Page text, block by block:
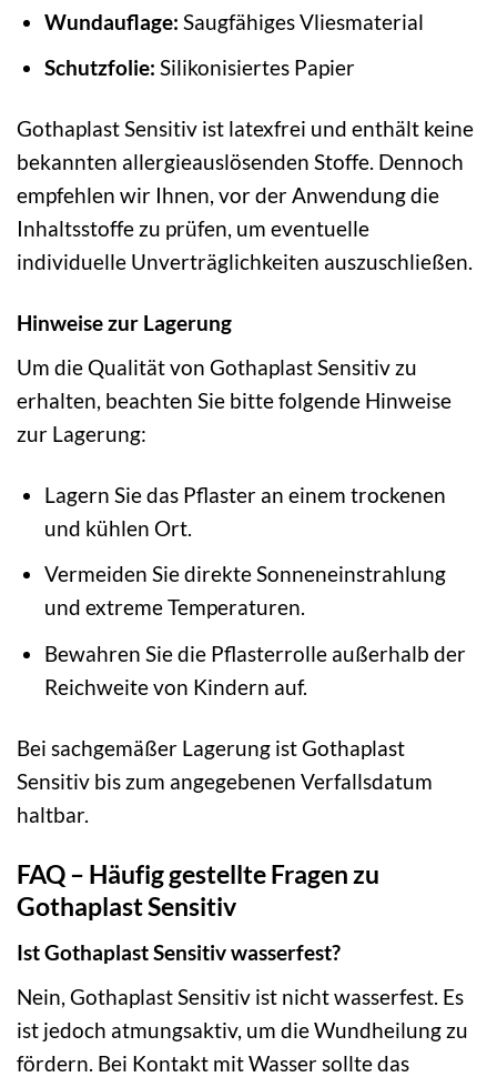
Wundauflage: Saugfähiges Vliesmaterial
Schutzfolie: Silikonisiertes Papier
Gothaplast Sensitiv ist latexfrei und enthält keine
bekannten allergieauslösenden Stoffe. Dennoch
empfehlen wir Ihnen, vor der Anwendung die
Inhaltsstoffe zu prüfen, um eventuelle
individuelle Unverträglichkeiten auszuschließen.
Hinweise zur Lagerung
Um die Qualität von Gothaplast Sensitiv zu
erhalten, beachten Sie bitte folgende Hinweise
zur Lagerung:
Lagern Sie das Pflaster an einem trockenen
und kühlen Ort.
Vermeiden Sie direkte Sonneneinstrahlung
und extreme Temperaturen.
Bewahren Sie die Pflasterrolle außerhalb der
Reichweite von Kindern auf.
Bei sachgemäßer Lagerung ist Gothaplast
Sensitiv bis zum angegebenen Verfallsdatum
haltbar.
FAQ – Häufig gestellte Fragen zu
Gothaplast Sensitiv
Ist Gothaplast Sensitiv wasserfest?
Nein, Gothaplast Sensitiv ist nicht wasserfest. Es
ist jedoch atmungsaktiv, um die Wundheilung zu
fördern. Bei Kontakt mit Wasser sollte das